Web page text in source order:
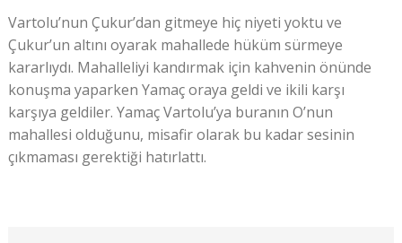
Vartolu’nun Çukur’dan gitmeye hiç niyeti yoktu ve
Çukur’un altını oyarak mahallede hüküm sürmeye
kararlıydı. Mahalleliyi kandırmak için kahvenin önünde
konuşma yaparken Yamaç oraya geldi ve ikili karşı
karşıya geldiler. Yamaç Vartolu’ya buranın O’nun
mahallesi olduğunu, misafir olarak bu kadar sesinin
çıkmaması gerektiği hatırlattı.